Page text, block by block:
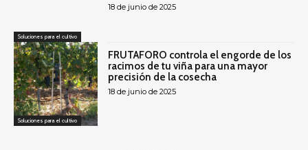
Soluciones para el cultivo
18 de junio de 2025
Soluciones para el cultivo
FRUTAFORO controla el engorde de los
racimos de tu viña para una mayor
precisión de la cosecha
18 de junio de 2025